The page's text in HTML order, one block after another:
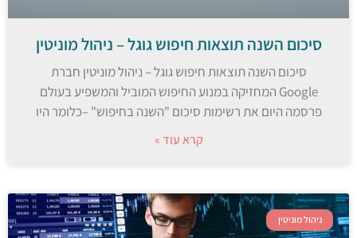
סיכום השנה תוצאות חיפוש גוגל – ניהול מוניטין
סיכום השנה תוצאות חיפוש גוגל – ניהול מוניטין חברת
Google המחזיקה במנוע החיפוש המוביל והמשפיע בעולם
פרסמה היום את רשימות סיכום "השנה בחיפוש" –כלומר היו
קרא עוד »
ניהול מוניטין